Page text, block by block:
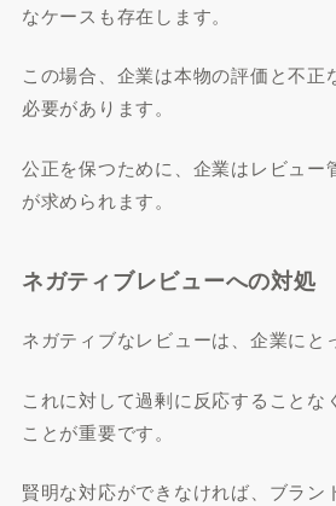
なケースも存在します。
この場合、企業は本物の評価と不正
必要があります。
公正を保つために、企業はレビュー
が求められます。
ネガティブレビューへの対処
ネガティブなレビューは、企業にと
これに対して過剰に反応することな
ことが重要です。
賢明な対応ができなければ、ブラン